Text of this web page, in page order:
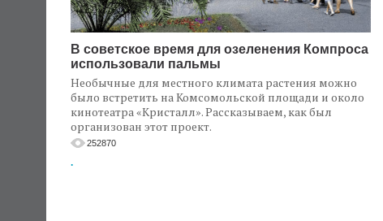
В советское время для озеленения Компроса
использовали пальмы
Необычные для местного климата растения можно
было встретить на Комсомольской площади и около
кинотеатра «Кристалл». Рассказываем, как был
организован этот проект.
252870
.